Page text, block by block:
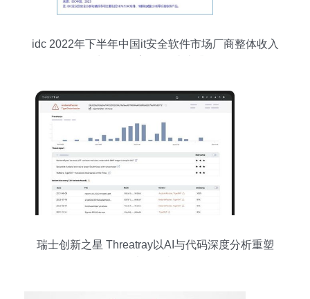
idc 2022年下半年中国it安全软件市场厂商整体收入
瑞士创新之星 Threatray以AI与代码深度分析重塑